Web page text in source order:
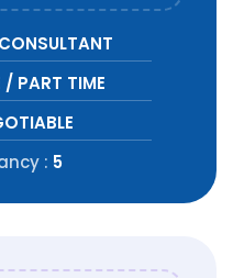
/ PART TIME
: 5